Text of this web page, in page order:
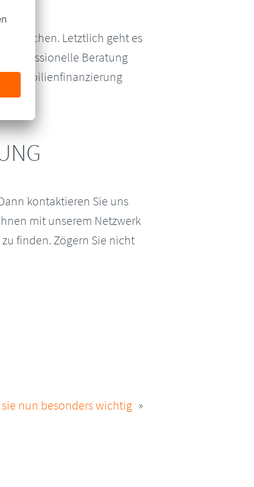
Letztlich geht es
professionelle Beratung
Immobilienfinanzierung
kontaktieren Sie uns
mit unserem Netzwerk
finden. Zögern Sie nicht
nun besonders wichtig